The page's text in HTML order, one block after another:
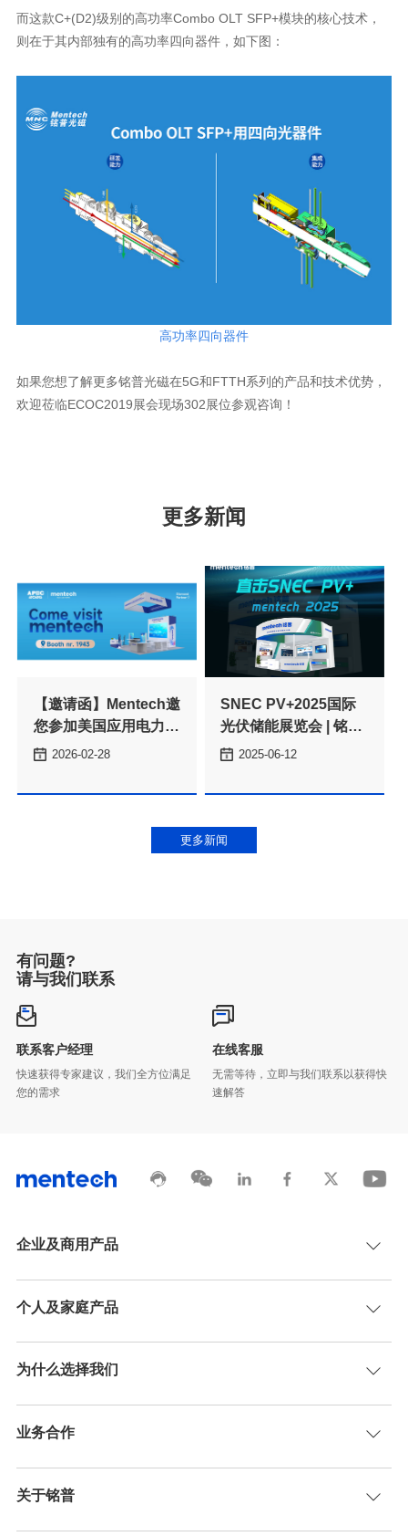
则在于其内部独有的高功率四向器件，如下图：
高功率四向器件
欢迎莅临ECOC2019展会现场302展位参观咨询！
更多新闻
2026-02-28 2025-06-12
更多新闻
有问题?
请与我们联系
联系客户经理
您的需求
在线客服
速解答
企业及商用产品
个人及家庭产品
为什么选择我们
业务合作
关于铭普